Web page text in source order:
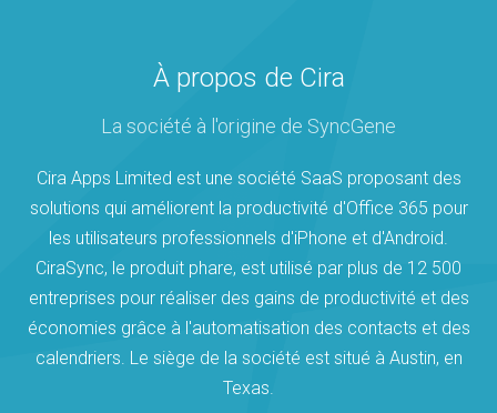
À propos de Cira
La société à l'origine de SyncGene
Cira Apps Limited est une société SaaS proposant des
solutions qui améliorent la productivité d'Office 365 pour
les utilisateurs professionnels d'iPhone et d'Android.
CiraSync, le produit phare, est utilisé par plus de 12 500
entreprises pour réaliser des gains de productivité et des
économies grâce à l'automatisation des contacts et des
calendriers. Le siège de la société est situé à Austin, en
Texas.